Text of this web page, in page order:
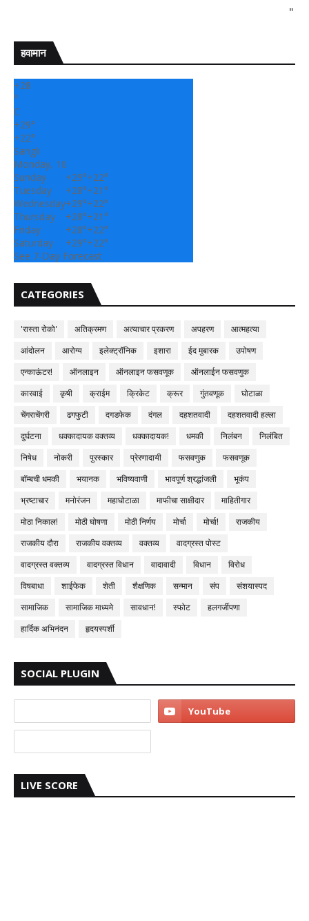
" सांगली दर्पण
हवामान
+28
°
C
+29°
+22°
Sangli
Monday, 10
Sunday
+29°+22°
Tuesday
+28°+21°
Wednesday+29°+22°
Thursday
+28°+21°
Friday
+28°+22°
Saturday
+29°+22°
See 7-Day Forecast
CATEGORIES
'रास्ता रोको' अतिक्रमण अत्याचार प्रकरण अपहरण
आत्महत्या
आंदोलन
आरोग्य इलेक्ट्रॉनिक इशारा ईद मुबारक
उपोषण
एन्काऊंटर!
ऑनलाइन ऑनलाइन फसवणूक
ऑनलाईन फसवणुक
कारवाई
कृषी क्राईम क्रिकेट क्रूर गुंतवणूक
घोटाळा
चेंगराचेंगरी
ढगफुटी दगडफेक दंगल दहशतवादी
दहशतवादी हल्ला
दुर्घटना
धक्कादायक वक्तव्य धक्कादायक! धमकी निलंबन
निलंबित
निषेध
नोकरी पुरस्कार प्रेरणादायी फसवणुक
फसवणूक
बॉम्बची धमकी
भयानक भविष्यवाणी भावपूर्ण श्रद्धांजली
भूकंप
भ्रष्टाचार
मनोरंजन महाघोटाळा माफीचा साक्षीदार
माहितीगार
मोठा निकाल!
मोठी घोषणा मोठी निर्णय मोर्चा मोर्चा!
राजकीय
राजकीय दौरा
राजकीय वक्तव्य वक्तव्य
वादग्रस्त पोस्ट
वादग्रस्त वक्तव्य
वादग्रस्त विधान वादावादी विधान
विरोध
विषबाधा
शाईफेक शेती शैक्षणिक सन्मान संप
संशयास्पद
सामाजिक
सामाजिक माध्यमे सावधान! स्फोट
हलगर्जीपणा
हार्दिक अभिनंदन
हृदयस्पर्शी
SOCIAL PLUGIN
LIVE SCORE